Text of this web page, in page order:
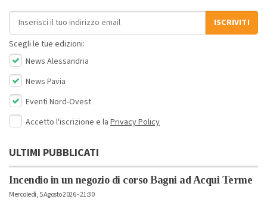
Indirizzo email
ISCRIVITI
Scegli le tue edizioni:
News Alessandria
News Pavia
Eventi Nord-Ovest
Accetto l'iscrizione e la Privacy Policy
ULTIMI PUBBLICATI
Incendio in un negozio di corso Bagni ad Acqui Terme
Mercoledì, 5 Agosto 2026 - 21:30